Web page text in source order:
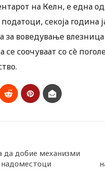
на Келн, е една
секоја година
за воведување
се соочуваат со сè
да добие механизми